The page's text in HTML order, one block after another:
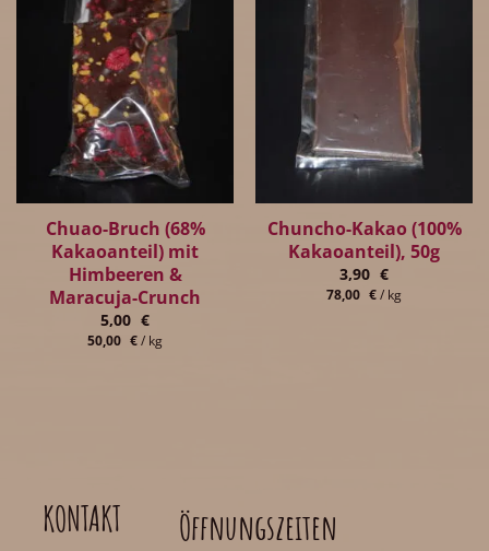
Chuao-Bruch (68%
Kakaoanteil) mit
Himbeeren &
Maracuja-Crunch
5,00 €
50,00 €/ kg
Chuncho-Kakao (100%
Kakaoanteil), 50g
3,90 €
78,00 €/ kg
KONTAKT Öffnungszeiten